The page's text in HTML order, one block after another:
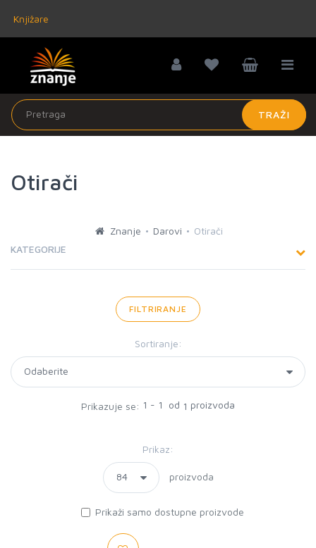
Knjižare
TRAŽI
Otirači
Znanje Darovi
Otirači
KATEGORIJE
FILTRIRANJE
Sortiranje:
Prikazuje se: 1 - 1 od 1 proizvoda
Prikaz:
proizvoda
Prikaži samo dostupne proizvode